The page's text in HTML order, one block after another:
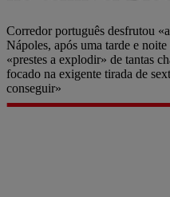
Corredor português desfrutou
Nápoles, após uma tarde e
«prestes a explodir» de tantas
focado na exigente tirada de
conseguir»